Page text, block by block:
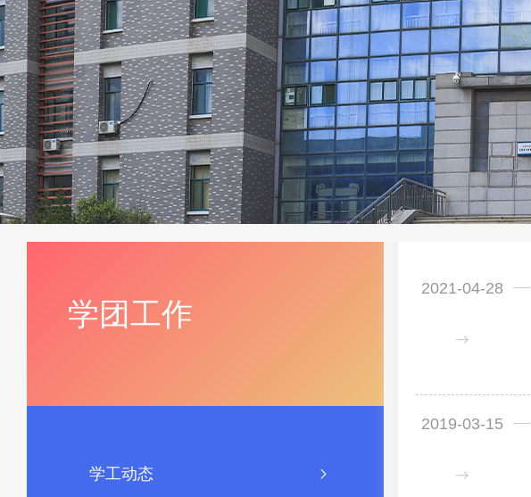
· 学院院史
先优表彰
·
学团工作
学工动态
2021-04-28
2019-03-15